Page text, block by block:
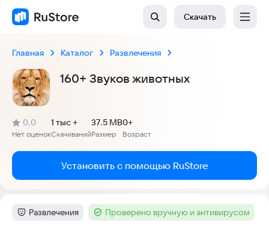
Скачать
Главная Каталог Развлечения
160+ Звуков животных
Рейтинг:
0,0
(
Нет оценок
)
Скачиваний
1 тыс +
Размер
37.5 MB
Возраст
0+
Установить с помощью RuStore
Категория:
Развлечения Тег :Проверено вручную и антивирусом